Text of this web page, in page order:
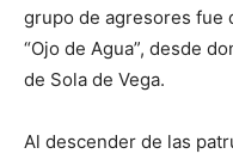
grupo de agresores fue
“Ojo de Agua”, desde
de Sola de Vega.
Al descender de las